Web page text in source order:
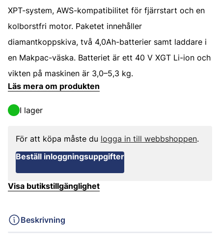
XPT-system, AWS-kompatibilitet för fjärrstart och en
kolborstfri motor. Paketet innehåller
diamantkoppskiva, två 4,0Ah-batterier samt laddare i
en Makpac-väska. Batteriet är ett 40 V XGT Li-ion och
vikten på maskinen är 3,0–5,3 kg.
Läs mera om produkten
I lager
För att köpa måste du logga in till webbshoppen.
Beställ inloggningsuppgifter
Visa butikstillgänglighet
Beskrivning